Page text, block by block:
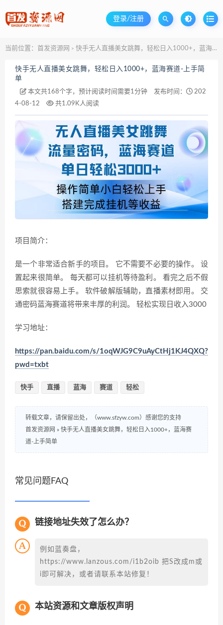
登录/注册
当前位置： 首发资源网 > 快手无人直播美女跳舞，轻松日入1000+，蓝海赛道-上手简单
快手无人直播美女跳舞，轻松日入1000+，蓝海赛道-上手简
单
本文共168个字，预计阅读时间需要1分钟 发布时间：
202
4-08-12
共1.09K人阅读
项目简介：
是一个非常适合新手的项目。 它不需要不必要的操作。 设
置起来很简单。 每天都可以挂机等待盈利。 看完之后不假
思索就很容易上手。 软件破解版辅助，直播素材即用。 交
通密码蓝海赛道将带来丰厚的利润。 轻松实现日收入3000
学习地址：
https://pan.baidu.com/s/1oqWJG9C9uAyCtHj1KJ4QXQ?
pwd=txbt
快手 直播 蓝海 赛道 轻松
转载文章，请保留出处，（www.sfzyw.com）感谢您的支持
首发资源网 » 快手无人直播美女跳舞，轻松日入1000+，蓝海赛
道-上手简单
常见问题FAQ
链接地址失效了怎么办？
例如蓝奏盘，
https://www.lanzous.com/i1b2oib 把S改成m或
i即可解决，或者请联系本站修复！
本站资源和文章版权声明